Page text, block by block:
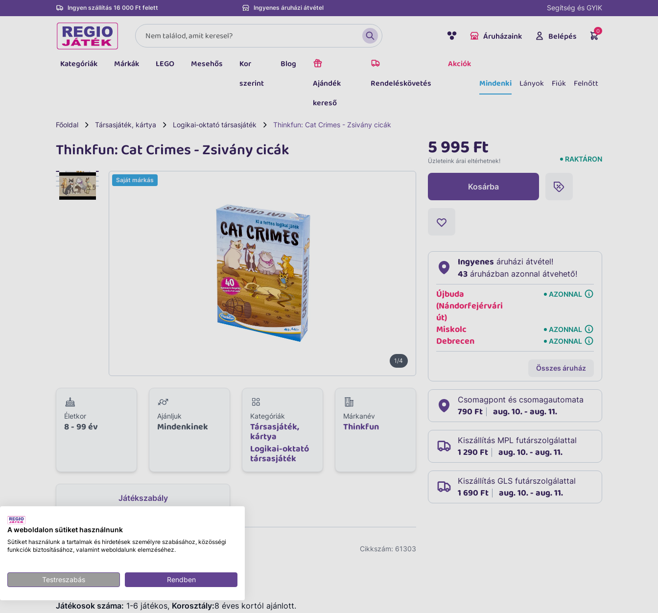
Ingyen szállítás 16 000 Ft felett Ingyenes áruházi átvétel Segítség és GYIK
Áruházaink Belépés 0
Kategóriák
LEGO
Kreatív, fejlesztő
Baba, babakocsi
Bébijáték, kellék
Márkák LEGO Mesehős
Kor
szerint
Blog
Ajándék
kereső
Rendeléskövetés
Akciók
Mindenki
Lányok Fiúk Felnőtt
Főoldal Társasjáték, kártya Logikai-oktató társasjáték Thinkfun: Cat Crimes - Zsivány cicák
Thinkfun: Cat Crimes - Zsivány cicák
1/4
Saját márkás
Életkor
8 - 99 év
Ajánljuk
Mindenkinek
Kategóriák
Társasjáték,
kártya
Logikai-oktató
társasjáték
Márkanév
Thinkfun
Játékszabály
Leírás Cikkszám: 61303
Játékosok száma: 1-6 játékos, Korosztály:8 éves kortól ajánlott.
5 995 Ft
Üzleteink árai eltérhetnek! RAKTÁRON
Kosárba
Ingyenes áruházi átvétel!
43 áruházban azonnal átvehető!
Újbuda
(Nándorfejérvári
út)
AZONNAL
Miskolc AZONNAL
Debrecen AZONNAL
Összes áruház
Csomagpont és csomagautomata
790 Ft aug. 10. - aug. 11.
Kiszállítás MPL futárszolgálattal
1 290 Ft aug. 10. - aug. 11.
Kiszállítás GLS futárszolgálattal
1 690 Ft aug. 10. - aug. 11.
A weboldalon sütiket használnunk
Sütiket használunk a tartalmak és hirdetések személyre szabásához, közösségi
funkciók biztosításához, valamint weboldalunk elemzéséhez.
Testreszabás Rendben